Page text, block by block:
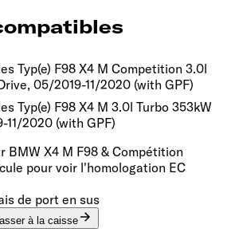
Typ(e) F98 X4 M Competition 3.0l
05/2019-11/2020 (with GPF)
Typ(e) F98 X4 M 3.0l Turbo 353kW
11/2020 (with GPF)
BMW X4 M F98 & Compétition
pour voir l'homologation EC
de port en sus
à la caisse